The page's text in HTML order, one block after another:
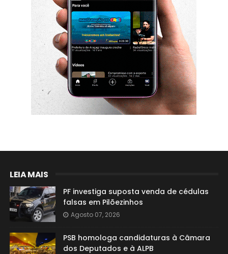
LEIA MAIS
PF investiga suposta venda de cédulas
falsas em Pilõezinhos
Agosto 07, 2026
PSB homologa candidaturas à Câmara
dos Deputados e à ALPB